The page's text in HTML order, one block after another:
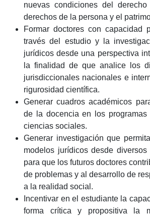
nuevas condiciones del
derechos de la persona y el
Formar doctores con capacidad
través del estudio y la
jurídicos desde una perspectiva
la finalidad de que analice los
jurisdiccionales nacionales e
rigurosidad científica.
Generar cuadros académicos
de la docencia en los
ciencias sociales.
Generar investigación que
modelos jurídicos desde diversos
para que los futuros doctores
de problemas y al desarrollo de
a la realidad social.
Incentivar en el estudiante la
forma crítica y propositiva la